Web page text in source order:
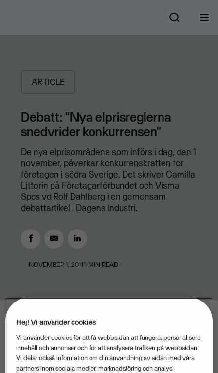
ARTICLE
Debatt: "Nya elprisreglerna
snedvrider konkurrensen"
De nya elprisområdena som införs i dag, den 1
november, påverkar konkurrenskraften för
företagen i södra Sverige. Det skriver Camilla
Littorin på Företagarförbundet och Visma
Spcs vd Rolf Dahlberg i en gemensam
debattartikel i Dagens Industri.
NOVEMBER 1, 20111 MIN READ
”Istället för osäkerhet måste vi få tydliga och
konkurrensneutrala regler för elpriserna”. Det kräver
Camilla Littorin på Företagarförbundet och Visma
Hej! Vi använder cookies
Vi använder cookies för att få webbsidan att fungera, personalisera
innehåll och annonser och för att analysera trafiken på webbsidan.
Vi delar också information om din användning av sidan med våra
partners inom sociala medier, marknadsföring och analys.